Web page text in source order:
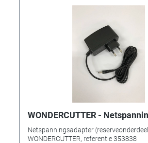
WONDERCUTTER -
Netspanningsadapter
WONDERCUTTER, referentie 353838